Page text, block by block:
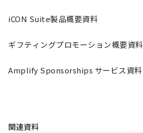
iCON Suite製品概要資料
ギフティングプロモーション概要資料​
Amplify Sponsorships サービス資料
関連資料